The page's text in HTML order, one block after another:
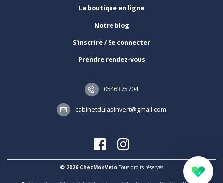
La boutique en ligne
Notre blog
S'inscrire / Se connecter
Prendre rendez-vous
0546375704
cabinetdulapinvert@gmail.com
© 2026 ChezMonVetoTous droits réservés